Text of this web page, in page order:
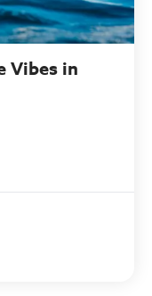
Vibes in